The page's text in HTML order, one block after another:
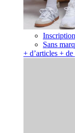
Sans
+ d’articles +